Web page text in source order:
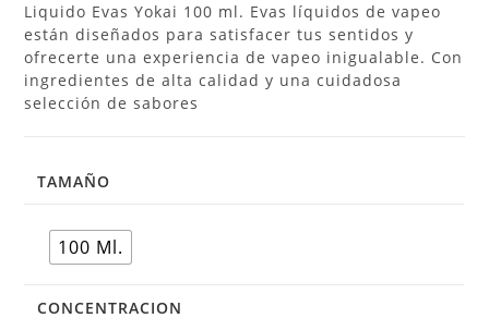
Liquido Evas Yokai 100 ml. Evas líquidos de vapeo
están diseñados para satisfacer tus sentidos y
ofrecerte una experiencia de vapeo inigualable. Con
ingredientes de alta calidad y una cuidadosa
selección de sabores
TAMAÑO
100 Ml.
CONCENTRACION